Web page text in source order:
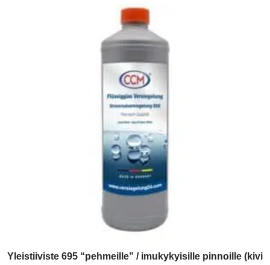
Yleistiiviste 695 “pehmeille” / imukykyisille pinnoille (kivi